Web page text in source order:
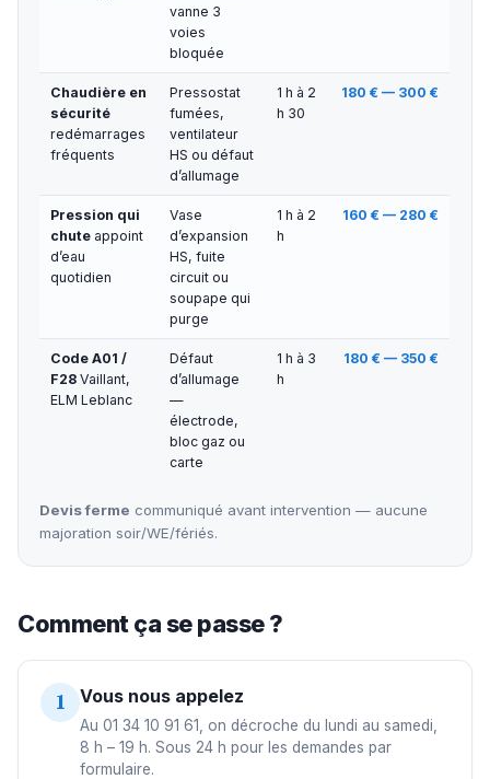
vanne 3
voies
bloquée
Chaudière en
sécurité
redémarrages
fréquents
Pressostat
fumées,
ventilateur
HS ou défaut
d’allumage
1 h à 2
h 30
180 € — 300 €
Pression qui
chute appoint
d’eau
quotidien
Vase
d’expansion
HS, fuite
circuit ou
soupape qui
purge
1 h à 2
h
160 € — 280 €
Code A01 /
F28 Vaillant,
ELM Leblanc
Défaut
d’allumage
—
électrode,
bloc gaz ou
carte
1 h à 3
h
180 € — 350 €
Devis ferme communiqué avant intervention — aucune
majoration soir/WE/fériés.
Comment ça se passe ?
1 Vous nous appelez
Au 01 34 10 91 61, on décroche du lundi au samedi,
8 h – 19 h. Sous 24 h pour les demandes par
formulaire.